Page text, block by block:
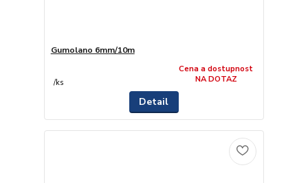
Gumolano 6mm/10m
/ks
Cena a dostupnost
NA DOTAZ
Detail